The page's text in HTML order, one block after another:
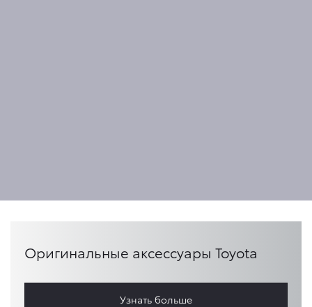
Оригинальные аксессуары Toyota
Узнать больше